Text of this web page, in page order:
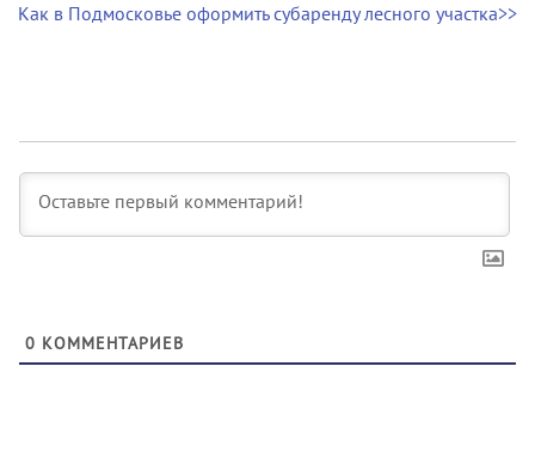
Как в Подмосковье оформить субаренду лесного участка>>
0 КОММЕНТАРИЕВ